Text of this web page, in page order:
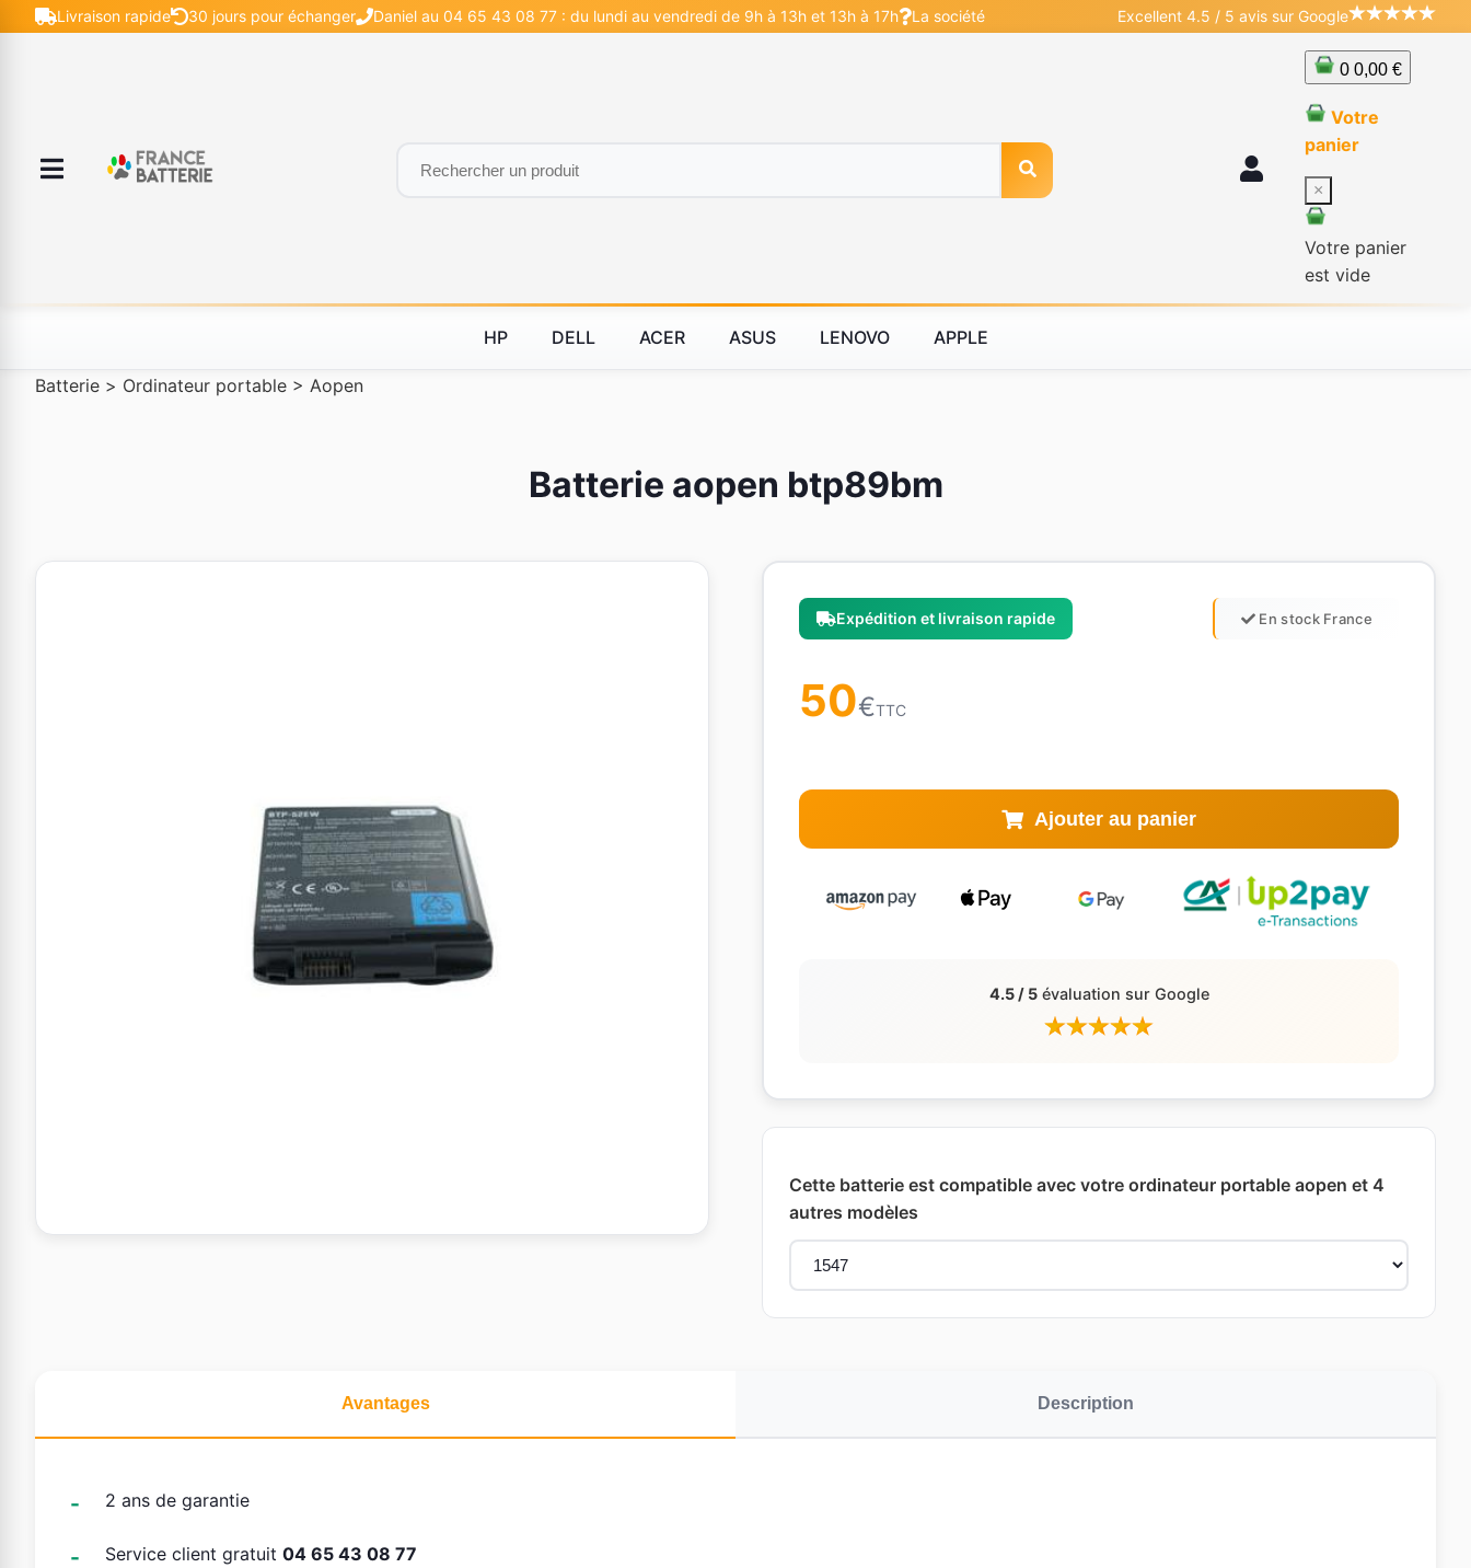
Livraison rapide 30 jours pour échanger Daniel au 04 65 43 08 77 : du lundi au vendredi de 9h à 13h et 13h à 17h La société Excellent 4.5 / 5 avis sur Google
0 0,00 €
Votre
panier
×
Votre panier
est vide
HP DELL ACER ASUS LENOVO APPLE
Batterie > Ordinateur portable > Aopen
Batterie aopen btp89bm
Expédition et livraison rapide En stock France
50€TTC
Ajouter au panier
4.5 / 5évaluation sur Google
Cette batterie est compatible avec votre ordinateur portable aopen et 4
autres modèles
Avantages Description
2 ans de garantie
Service client gratuit 04 65 43 08 77